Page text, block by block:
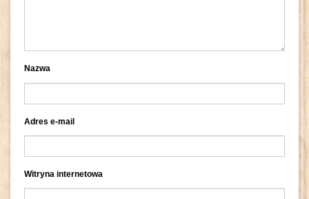
Nazwa
Adres e-mail
Witryna internetowa